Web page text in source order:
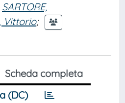
SARTORE,
Vittorio;
Scheda completa
(DC)